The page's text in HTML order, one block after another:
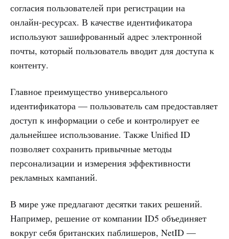
согласия пользователей при регистрации на
онлайн-ресурсах. В качестве идентификатора
используют зашифрованный адрес электронной
почты, который пользователь вводит для доступа к
контенту.
Главное преимущество универсального
идентификатора — пользователь сам предоставляет
доступ к информации о себе и контролирует ее
дальнейшее использование. Также Unified ID
позволяет сохранить привычные методы
персонализации и измерения эффективности
рекламных кампаний.
В мире уже предлагают десятки таких решений.
Например, решение от компании ID5 объединяет
вокруг себя британских паблишеров, NetID —